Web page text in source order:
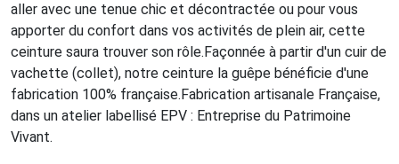
aller avec une tenue chic et décontractée ou pour vous
apporter du confort dans vos activités de plein air, cette
ceinture saura trouver son rôle.Façonnée à partir d'un cuir de
vachette (collet), notre ceinture la guêpe bénéficie d'une
fabrication 100% française.Fabrication artisanale Française,
dans un atelier labellisé EPV : Entreprise du Patrimoine
Vivant.